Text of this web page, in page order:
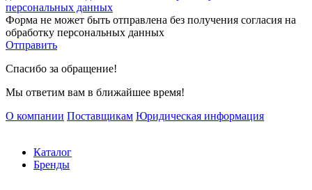
персональных данных
Форма не может быть отправлена без получения согласия на
обработку персональных данных
Отправить
Спасибо за обращение!
Мы ответим вам в ближайшее время!
О компании Поставщикам Юридическая информация
Каталог
Бренды